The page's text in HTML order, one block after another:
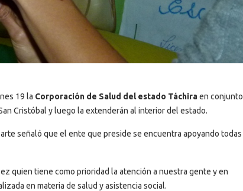
19 la Corporación de Salud del estado Táchiraen conjunto
Cristóbal y luego la extenderán al interior del estado.
señaló que el ente que preside se encuentra apoyando todas
quien tiene como prioridad la atención a nuestra gente y en
en materia de salud y asistencia social.